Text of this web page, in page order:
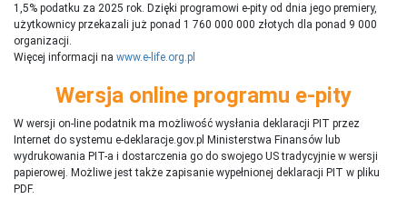
1,5% podatku za 2025 rok. Dzięki programowi e-pity od dnia jego premiery,
użytkownicy przekazali już ponad 1 760 000 000 złotych dla ponad 9 000
organizacji.
Więcej informacji na www.e-life.org.pl
Wersja online programu e-pity
W wersji on-line podatnik ma możliwość wysłania deklaracji PIT przez
Internet do systemu e-deklaracje.gov.pl Ministerstwa Finansów lub
wydrukowania PIT-a i dostarczenia go do swojego US tradycyjnie w wersji
papierowej. Możliwe jest także zapisanie wypełnionej deklaracji PIT w pliku
PDF.